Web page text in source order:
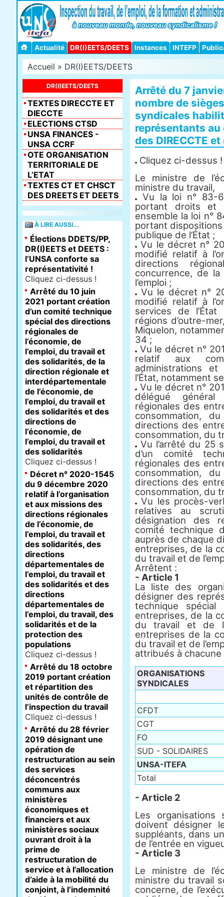
Actualité DR(I)EETS/DEETS Instances INTEFP
Accueil » DR(I)EETS/DEETS
Arrêté du 7
nombre de
syndicales
représentants
des DIRECCTE
Cliquez ci-dessus !
Le ministre de
ministre du travail,
Vu la loi n° 83-
portant droits et
ensemble la loi n°
portant
publique de l’État ;
Vu le décret n°
modifié relatif à
directions
concurrence, de
l’emploi ;
Vu le décret n°
modifié relatif à
services de
régions d’outre-
Miquelon,
34 ;
Vu le décret n°
relatif aux
administrations
l’État, notamment
Vu le décret n°
délégué
régionales des
consommation,
directions des
consommation, du
Vu l’arrêté du 25
d’un comité
régionales des
consommation,
directions des
consommation, du
Vu les procès-
relatives au
désignation des
comité technique
auprès de chaque
entreprises, de la
du travail et de
Arrêtent :
- Article 1
La liste des
désigner des
technique
entreprises, de la
du travail et de
entreprises de la
du travail et de
attribués à chacune
ORGANISATIONS
SYNDICALES
CFDT
CGT
FO
SUD - SOLIDAIRES
UNSA-ITEFA
Total
- Article 2
Les organisations
doivent désigner
suppléants, dans
de l’entrée en
- Article 3
Le ministre de
ministre du travail
concerne, de
DR(I)EETS/DEETS
TEXTES DIRECCTE ET
DIECCTE
ELECTIONS CTSD
UNSA FINANCES -
UNSA CCRF
OTE ORGANISATION
TERRITORIALE DE
L’ETAT
TEXTES CT ET CHSCT
DES DREETS ET DEETS
À LIRE AUSSI...
Élections DDETS/PP,
DR(I)EETS et DEETS :
l’UNSA conforte sa
représentativité !
Cliquez ci-dessus !
Arrêté du 10 juin
2021 portant création
d’un comité technique
spécial des directions
régionales de
l’économie, de
l’emploi, du travail et
des solidarités, de la
direction régionale et
interdépartementale
de l’économie, de
l’emploi, du travail et
des solidarités et des
directions de
l’économie, de
l’emploi, du travail et
des solidarités
Cliquez ci-dessus !
Décret n° 2020-1545
du 9 décembre 2020
relatif à l’organisation
et aux missions des
directions régionales
de l’économie, de
l’emploi, du travail et
des solidarités, des
directions
départementales de
l’emploi, du travail et
des solidarités et des
directions
départementales de
l’emploi, du travail, des
solidarités et de la
protection des
populations
Cliquez ci-dessus !
Arrêté du 18 octobre
2019 portant création
et répartition des
unités de contrôle de
l’inspection du travail
Cliquez ci-dessus !
Arrêté du 28 février
2019 désignant une
opération de
restructuration au sein
des services
déconcentrés
communs aux
ministères
économiques et
financiers et aux
ministères sociaux
ouvrant droit à la
prime de
restructuration de
service et à l’allocation
d’aide à la mobilité du
conjoint, à l’indemnité